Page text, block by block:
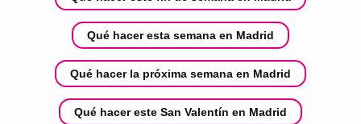
Qué hacer esta semana en Madrid
Qué hacer la próxima semana en Madrid
Qué hacer este San Valentín en Madrid